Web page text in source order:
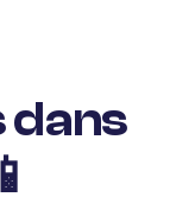
dans